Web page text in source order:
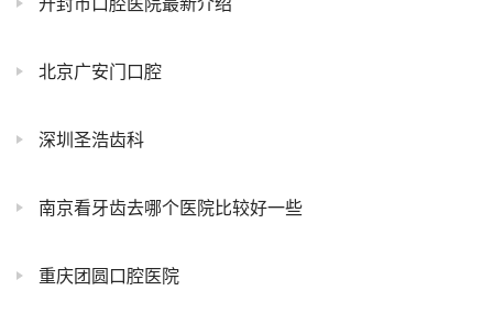
北京广安门口腔
深圳圣浩齿科
南京看牙齿去哪个医院比较好一些
重庆团圆口腔医院